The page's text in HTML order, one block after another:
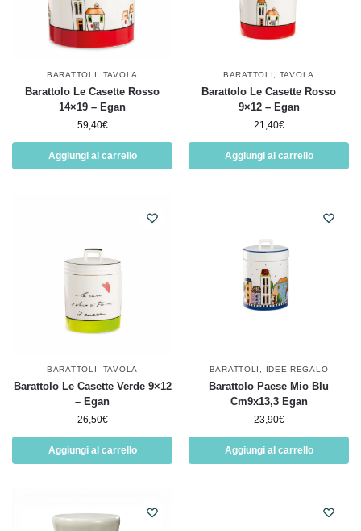
BARATTOLI TAVOLA
Barattolo Le Casette Rosso
14×19 – Egan
59,40€
Aggiungi al carrello
BARATTOLI TAVOLA
Barattolo Le Casette Rosso
9×12 – Egan
21,40€
Aggiungi al carrello
BARATTOLI TAVOLA
Barattolo Le Casette Verde 9×12
– Egan
26,50€
Aggiungi al carrello
BARATTOLI IDEE REGALO
Barattolo Paese Mio Blu
Cm9x13,3 Egan
23,90€
Aggiungi al carrello